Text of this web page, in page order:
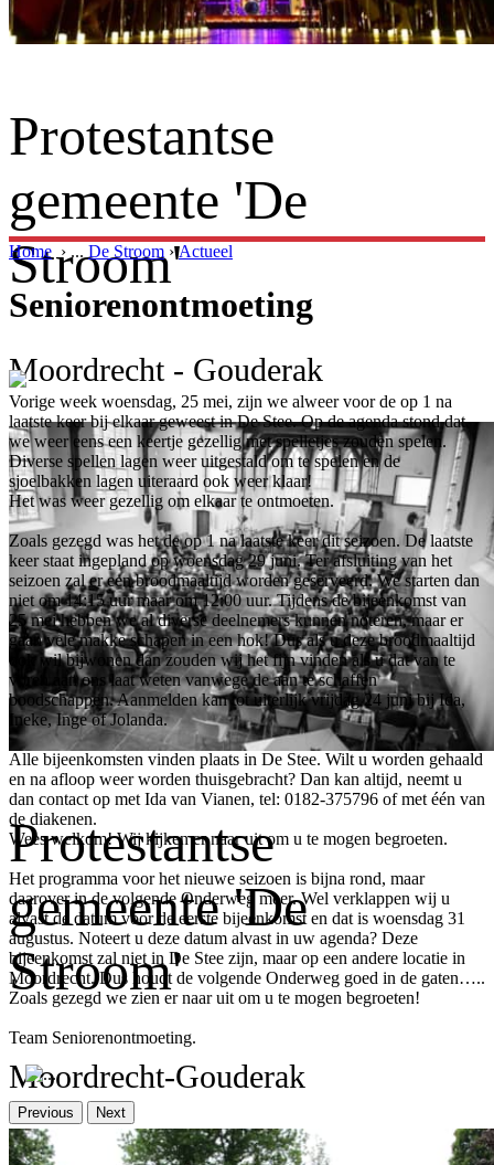
Protestantse
gemeente 'De
Stroom'
Moordrecht - Gouderak
Protestantse
gemeente 'De
Stroom'
Moordrecht-Gouderak
Home › ... De Stroom ›Actueel
Seniorenontmoeting
Vorige week woensdag, 25 mei, zijn we alweer voor de op 1 na
laatste keer bij elkaar geweest in De Stee. Op de agenda stond dat
we weer eens een keertje gezellig met spelletjes zouden spelen.
Diverse spellen lagen weer uitgestald om te spelen en de
sjoelbakken lagen uiteraard ook weer klaar!
Het was weer gezellig om elkaar te ontmoeten.
Zoals gezegd was het de op 1 na laatste keer dit seizoen. De laatste
keer staat ingepland op woensdag 29 juni. Ter afsluiting van het
seizoen zal er een broodmaaltijd worden geserveerd. We starten dan
niet om 14:15 uur maar om 12:00 uur. Tijdens de bijeenkomst van
25 mei hebben we al diverse deelnemers kunnen noteren, maar er
gaan vele makke schapen in een hok! Dus als u deze broodmaaltijd
ook wil bijwonen dan zouden wij het fijn vinden als u dat van te
voren aan ons laat weten vanwege de aan te schaffen
boodschappen. Aanmelden kan tot uiterlijk vrijdag 24 juni bij Ida,
Ineke, Inge of Jolanda.
Alle bijeenkomsten vinden plaats in De Stee. Wilt u worden gehaald
en na afloop weer worden thuisgebracht? Dan kan altijd, neemt u
dan contact op met Ida van Vianen, tel: 0182-375796 of met één van
de diakenen.
Wees welkom! Wij kijken er naar uit om u te mogen begroeten.
Het programma voor het nieuwe seizoen is bijna rond, maar
daarover in de volgende Onderweg meer. Wel verklappen wij u
alvast de datum voor de eerste bijeenkomst en dat is woensdag 31
augustus. Noteert u deze datum alvast in uw agenda? Deze
bijeenkomst zal niet in De Stee zijn, maar op een andere locatie in
Moordrecht. Dus houdt de volgende Onderweg goed in de gaten…..
Zoals gezegd we zien er naar uit om u te mogen begroeten!
Team Seniorenontmoeting.
Previous Next